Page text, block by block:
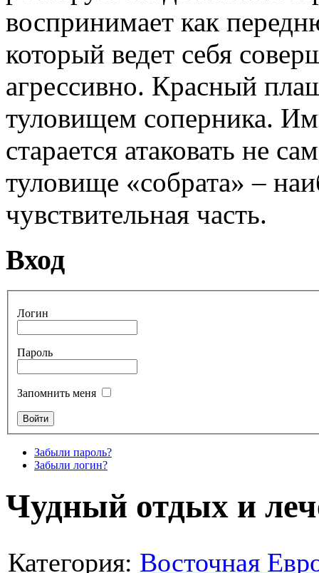
воспринимает как
который ведет себя
агрессивно. Красный
туловищем соперника.
старается атаковать не
туловище «собрата» –
чувствительная часть.
Вход
Логин
Пароль
Запомнить меня
Забыли пароль?
Забыли логин?
Чудный отдых и
Категория: Восточная